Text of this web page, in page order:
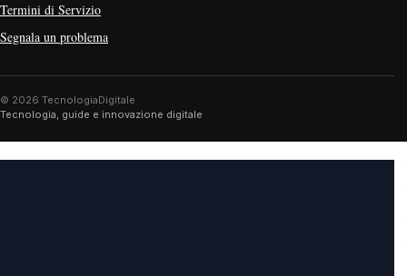
Termini di Servizio
Segnala un problema
© 2026 TecnologiaDigitale
Tecnologia, guide e innovazione digitale